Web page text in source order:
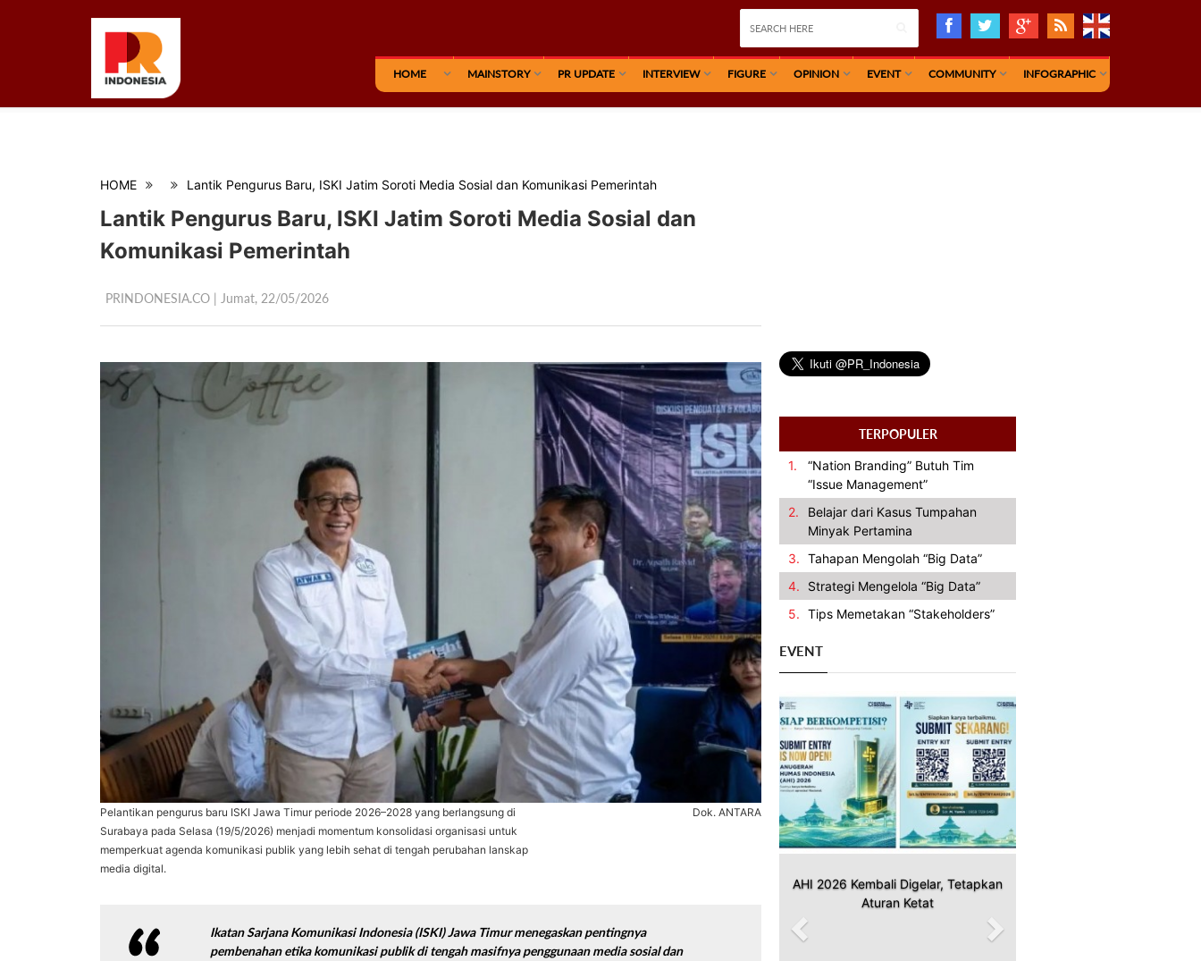
HOME MAINSTORY PR UPDATE INTERVIEW FIGURE OPINION EVENT COMMUNITY INFOGRAPHIC
HOME Lantik Pengurus Baru, ISKI Jatim Soroti Media Sosial dan Komunikasi Pemerintah
Lantik Pengurus Baru, ISKI Jatim Soroti Media Sosial dan
Komunikasi Pemerintah
PRINDONESIA.CO | Jumat, 22/05/2026
Pelantikan pengurus baru ISKI Jawa Timur periode 2026–2028 yang berlangsung di
Surabaya pada Selasa (19/5/2026) menjadi momentum konsolidasi organisasi untuk
memperkuat agenda komunikasi publik yang lebih sehat di tengah perubahan lanskap
media digital.
Dok. ANTARA
Ikatan Sarjana Komunikasi Indonesia (ISKI) Jawa Timur menegaskan pentingnya
pembenahan etika komunikasi publik di tengah masifnya penggunaan media sosial dan
TERPOPULER
1.
“Nation Branding” Butuh Tim
“Issue Management”
2.
Belajar dari Kasus Tumpahan
Minyak Pertamina
3. Tahapan Mengolah “Big Data”
4.
Strategi Mengelola “Big Data”
5. Tips Memetakan “Stakeholders”
EVENT
AHI 2026 Kembali Digelar, Tetapkan
Aturan Ketat
Previous Next